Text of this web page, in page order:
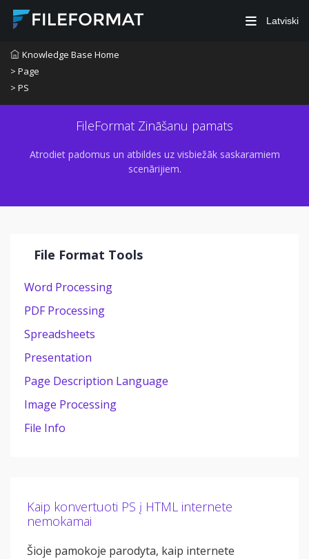
Latviski
Knowledge Base Home
> Page
> PS
FileFormat Zināšanu pamats
Atrodiet padomus un atbildes uz visbiežāk saskaramiem
scenārijiem.
File Format Tools
Word Processing
PDF Processing
Spreadsheets
Presentation
Page Description Language
Image Processing
File Info
Kaip konvertuoti PS į HTML internete
nemokamai
Šioje pamokoje parodyta, kaip internete